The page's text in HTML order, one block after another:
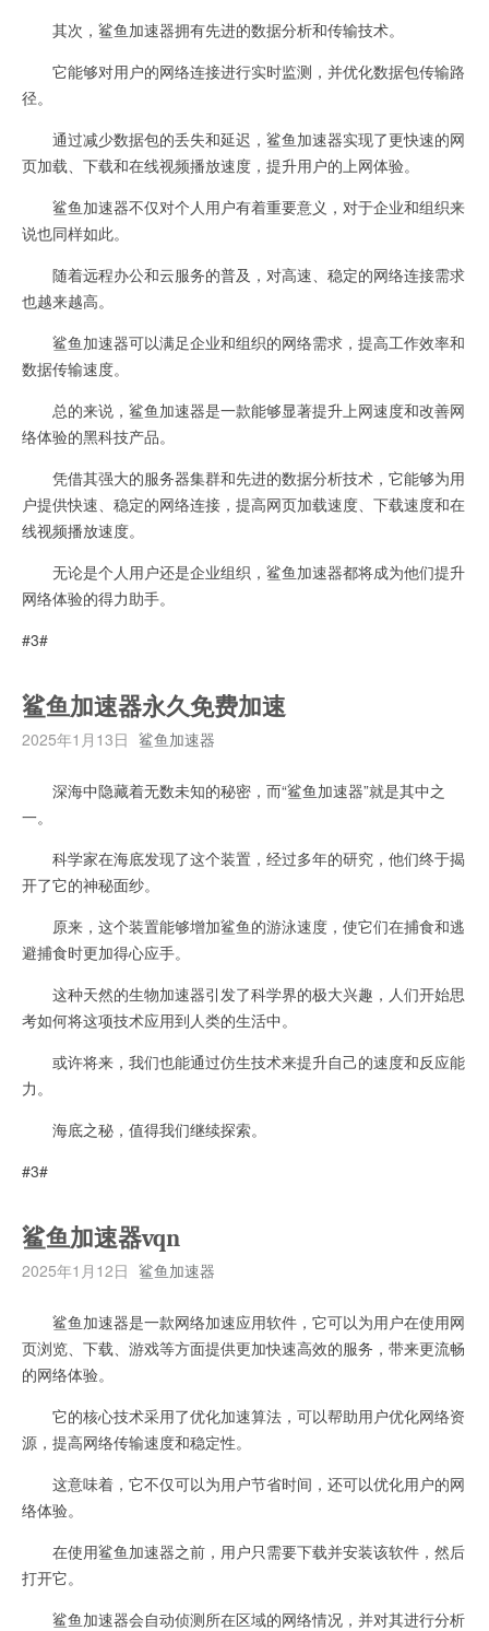
其次，鲨鱼加速器拥有先进的数据分析和传输技术。
它能够对用户的网络连接进行实时监测，并优化数据包传输路
径。
通过减少数据包的丢失和延迟，鲨鱼加速器实现了更快速的网
页加载、下载和在线视频播放速度，提升用户的上网体验。
鲨鱼加速器不仅对个人用户有着重要意义，对于企业和组织来
说也同样如此。
随着远程办公和云服务的普及，对高速、稳定的网络连接需求
也越来越高。
鲨鱼加速器可以满足企业和组织的网络需求，提高工作效率和
数据传输速度。
总的来说，鲨鱼加速器是一款能够显著提升上网速度和改善网
络体验的黑科技产品。
凭借其强大的服务器集群和先进的数据分析技术，它能够为用
户提供快速、稳定的网络连接，提高网页加载速度、下载速度和在
线视频播放速度。
无论是个人用户还是企业组织，鲨鱼加速器都将成为他们提升
网络体验的得力助手。
#3#
鲨鱼加速器永久免费加速
2025年1月13日 鲨鱼加速器
深海中隐藏着无数未知的秘密，而“鲨鱼加速器”就是其中之
一。
科学家在海底发现了这个装置，经过多年的研究，他们终于揭
开了它的神秘面纱。
原来，这个装置能够增加鲨鱼的游泳速度，使它们在捕食和逃
避捕食时更加得心应手。
这种天然的生物加速器引发了科学界的极大兴趣，人们开始思
考如何将这项技术应用到人类的生活中。
或许将来，我们也能通过仿生技术来提升自己的速度和反应能
力。
海底之秘，值得我们继续探索。
#3#
鲨鱼加速器vqn
2025年1月12日 鲨鱼加速器
鲨鱼加速器是一款网络加速应用软件，它可以为用户在使用网
页浏览、下载、游戏等方面提供更加快速高效的服务，带来更流畅
的网络体验。
它的核心技术采用了优化加速算法，可以帮助用户优化网络资
源，提高网络传输速度和稳定性。
这意味着，它不仅可以为用户节省时间，还可以优化用户的网
络体验。
在使用鲨鱼加速器之前，用户只需要下载并安装该软件，然后
打开它。
鲨鱼加速器会自动侦测所在区域的网络情况，并对其进行分析